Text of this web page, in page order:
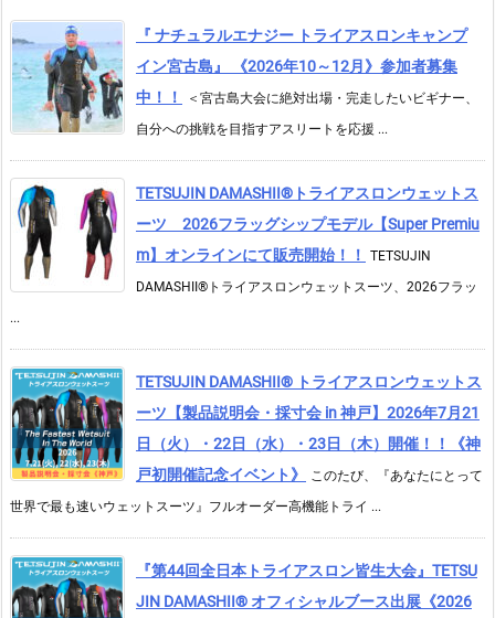
『 ナチュラルエナジー トライアスロンキャンプ
イン宮古島』 《2026年10～12月》参加者募集
中！！
＜宮古島大会に絶対出場・完走したいビギナー、
自分への挑戦を目指すアスリートを応援 ...
TETSUJIN DAMASHII®︎トライアスロンウェットス
ーツ 2026フラッグシップモデル【Super Premiu
m】オンラインにて販売開始！！
TETSUJIN
DAMASHII®トライアスロンウェットスーツ、2026フラッ
...
TETSUJIN DAMASHII® トライアスロンウェットス
ーツ【製品説明会・採寸会 in 神戸】2026年7月21
日（火）・22日（水）・23日（木）開催！！《神
戸初開催記念イベント》
このたび、『あなたにとって
世界で最も速いウェットスーツ』フルオーダー高機能トライ ...
『第44回全日本トライアスロン皆生大会』TETSU
JIN DAMASHII® オフィシャルブース出展《2026